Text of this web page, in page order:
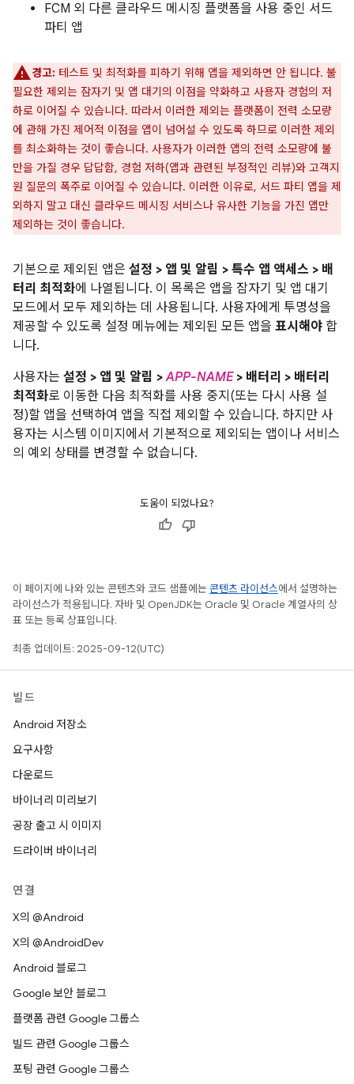
FCM 외 다른 클라우드 메시징 플랫폼을 사용 중인 서드
파티 앱
경고: 테스트 및 최적화를 피하기 위해 앱을 제외하면 안 됩니다. 불
필요한 제외는 잠자기 및 앱 대기의 이점을 약화하고 사용자 경험의 저
하로 이어질 수 있습니다. 따라서 이러한 제외는 플랫폼이 전력 소모량
에 관해 가진 제어적 이점을 앱이 넘어설 수 있도록 하므로 이러한 제외
를 최소화하는 것이 좋습니다. 사용자가 이러한 앱의 전력 소모량에 불
만을 가질 경우 답답함, 경험 저하(앱과 관련된 부정적인 리뷰)와 고객지
원 질문의 폭주로 이어질 수 있습니다. 이러한 이유로, 서드 파티 앱을 제
외하지 말고 대신 클라우드 메시징 서비스나 유사한 기능을 가진 앱만
제외하는 것이 좋습니다.
기본으로 제외된 앱은 설정 > 앱 및 알림 > 특수 앱 액세스 > 배
터리 최적화에 나열됩니다. 이 목록은 앱을 잠자기 및 앱 대기
모드에서 모두 제외하는 데 사용됩니다. 사용자에게 투명성을
제공할 수 있도록 설정 메뉴에는 제외된 모든 앱을 표시해야 합
니다.
사용자는 설정 > 앱 및 알림 >APP-NAME> 배터리 > 배터리
최적화로 이동한 다음 최적화를 사용 중지(또는 다시 사용 설
정)할 앱을 선택하여 앱을 직접 제외할 수 있습니다. 하지만 사
용자는 시스템 이미지에서 기본적으로 제외되는 앱이나 서비스
의 예외 상태를 변경할 수 없습니다.
도움이 되었나요?
이 페이지에 나와 있는 콘텐츠와 코드 샘플에는 콘텐츠 라이선스에서 설명하는
라이선스가 적용됩니다. 자바 및 OpenJDK는 Oracle 및 Oracle 계열사의 상
표 또는 등록 상표입니다.
최종 업데이트: 2025-09-12(UTC)
빌드
Android 저장소
요구사항
다운로드
바이너리 미리보기
공장 출고 시 이미지
드라이버 바이너리
연결
X의 @Android
X의 @AndroidDev
Android 블로그
Google 보안 블로그
플랫폼 관련 Google 그룹스
빌드 관련 Google 그룹스
포팅 관련 Google 그룹스